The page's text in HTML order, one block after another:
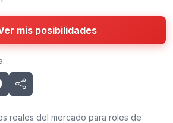
mis posibilidades
reales del mercado para roles de